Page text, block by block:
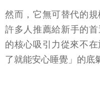
然而，它無可替代的
許多人推薦給新手的
的核心吸引力從來不
了就能安心睡覺」的底